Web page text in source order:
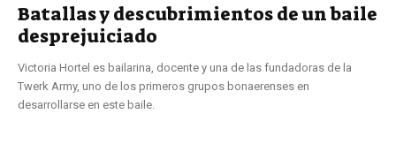
Batallas y descubrimientos de un baile
desprejuiciado
Victoria Hortel es bailarina, docente y una de las fundadoras de la
Twerk Army, uno de los primeros grupos bonaerenses en
desarrollarse en este baile.